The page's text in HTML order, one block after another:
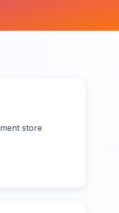
store